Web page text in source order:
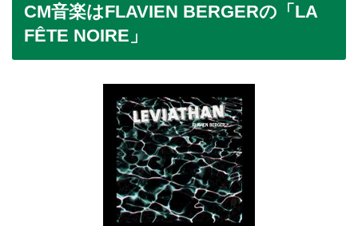
CM音楽はFLAVIEN BERGERの「LA
FÊTE NOIRE」